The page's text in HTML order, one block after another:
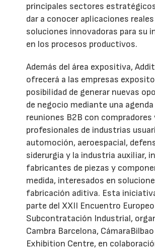
principales sectores
dar a conocer aplicaciones
soluciones innovadoras para su
en los procesos productivos.
Además del área expositiva,
ofrecerá a las empresas
posibilidad de generar nuevas
de negocio mediante una agenda
reuniones B2B con compradores
profesionales de industrias
automoción, aeroespacial,
siderurgia y la industria auxiliar,
fabricantes de piezas y
medida, interesados en
fabricación aditiva. Esta
parte del XXII Encuentro
Subcontratación Industrial,
Cambra Barcelona,
Exhibition Centre, en